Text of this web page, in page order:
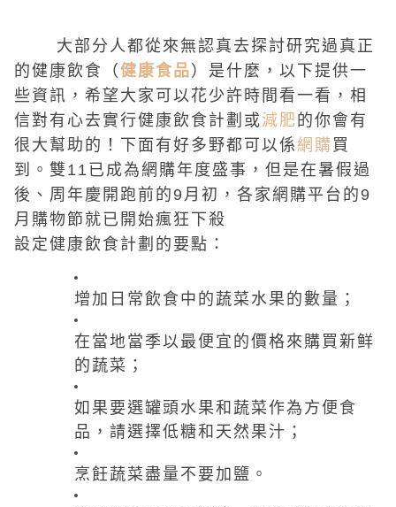
大部分人都從來 無認真去探討研究過真正
的健康飲食（ 健康食品 ） 是什麼 ，以下提供一
些資訊，希望大家可以花少許時間看一看，相
信對有心去實行健康飲食計劃或減肥 的你會有
很大幫助的！下面有好多野都可以係 網購 買
到。雙11已成為網購年度盛事，但是在暑假過
後、周年慶開跑前的9月初，各家網購平台的9
月購物節就已開始瘋狂下殺
設定健康飲食計劃的要點：
增加日常飲食中的蔬菜水果的數量；
在當地當季以最便宜的價格來購買新鲜
的蔬菜；
如果要選罐頭水果和蔬菜作為方便食
品，請選擇低糖和天然果汁；
烹飪蔬菜盡量不要加鹽。